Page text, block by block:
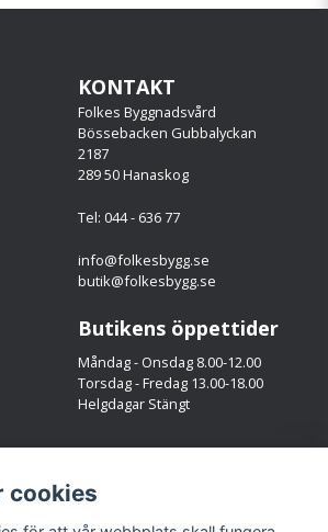
KONTAKT
Folkes Byggnadsvård
Bössebacken Gubbalyckan
2187
289 50 Hanaskog
Tel: 044 - 636 77
info@folkesbygg.se
butik@folkesbygg.se
Butikens öppettider
Måndag - Onsdag 8.00-12.00
Torsdag - Fredag 13.00-18.00
Helgdagar Stängt
cookies